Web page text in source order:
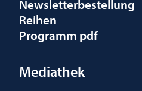
Newsletterbestellung
Reihen
Programm pdf
Mediathek